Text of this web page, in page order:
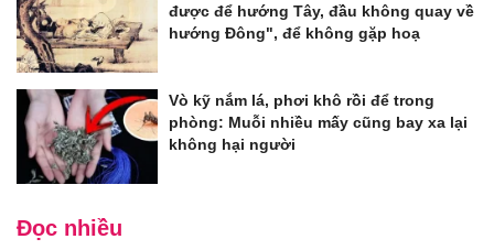
được để hướng Tây, đầu không quay về
hướng Đông", để không gặp hoạ
Vò kỹ nắm lá, phơi khô rồi để trong
phòng: Muỗi nhiều mấy cũng bay xa lại
không hại người
Đọc nhiều